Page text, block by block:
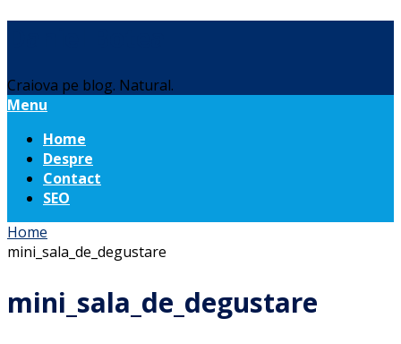
Craiova pe blog. Natural.
Menu
Home
Despre
Contact
SEO
Home
mini_sala_de_degustare
mini_sala_de_degustare